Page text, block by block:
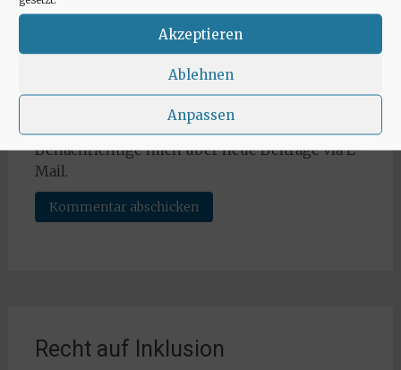
Akzeptieren
Ablehnen
Anpassen
Benachrichtige mich über nachfolgende
Kommentare via E-Mail.
Benachrichtige mich über neue Beiträge via E-
Mail.
Recht auf Inklusion